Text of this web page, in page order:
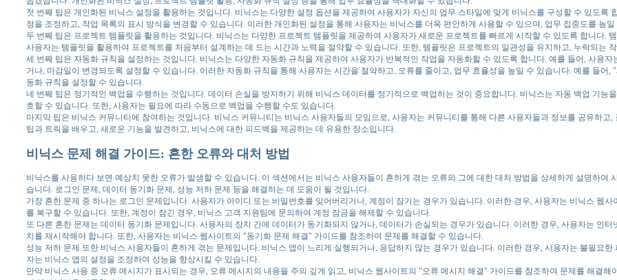
첫 번째 팁은 개인화된 비닉스 설정을 활용하는 것입니다. 비닉스는 다양한 설정 옵션을 제공하여 사용자가 자신의 업무 스타일에 맞게 비닉스를 구성할 수 있도록
정을 조정하고, 작업 목록의 표시 방식을 변경할 수 있습니다. 이러한 개인화된 설정을 통해 사용자는 비닉스를 더욱 편안하게 사용할 수 있으며, 업무 집중도를 높일
두 번째 팁은 프로젝트 템플릿을 활용하는 것입니다. 비닉스는 다양한 프로젝트 템플릿을 제공하여 사용자가 새로운 프로젝트를 빠르게 시작할 수 있도록 합니다.
사용자는 템플릿을 활용하여 프로젝트를 처음부터 설계하는 데 드는 시간과 노력을 절약할 수 있습니다. 또한, 템플릿은 프로젝트의 일관성을 유지하고, 누락되는
세 번째 팁은 자동화 규칙을 설정하는 것입니다. 비닉스는 다양한 자동화 규칙을 제공하여 사용자가 반복적인 작업을 자동화할 수 있도록 합니다. 예를 들어, 사용
거나, 마감일이 변경되도록 설정할 수 있습니다. 이러한 자동화 규칙을 통해 사용자는 시간을 절약하고, 오류를 줄이고, 업무 효율성을 높일 수 있습니다. 예를 들
동화 규칙을 설정할 수 있습니다.
네 번째 팁은 정기적인 백업을 수행하는 것입니다. 데이터 손실을 방지하기 위해 비닉스 데이터를 정기적으로 백업하는 것이 중요합니다. 비닉스는 자동 백업 기능
호할 수 있습니다. 또한, 사용자는 필요에 따라 수동으로 백업을 수행할 수도 있습니다.
마지막 팁은 비닉스 커뮤니티에 참여하는 것입니다. 비닉스 커뮤니티는 비닉스 사용자들의 모임으로, 사용자는 커뮤니티를 통해 다른 사용자들과 정보를 공유하
팁과 트릭을 배우고, 새로운 기능을 발견하고, 비닉스에 대한 피드백을 제공하는 데 유용한 장소입니다.
비닉스 문제 해결 가이드: 흔한 오류와 대처 방법
비닉스를 사용하다 보면 예상치 못한 오류가 발생할 수 있습니다. 이 섹션에서는 비닉스 사용자들이 흔하게 겪는 오류와 그에 대한 대처 방법을 상세하게 설명하여
습니다. 로그인 문제, 데이터 동기화 문제, 성능 저하 문제 등을 해결하는 데 도움이 될 것입니다.
가장 흔한 문제 중 하나는 로그인 문제입니다. 사용자가 아이디 또는 비밀번호를 잊어버리거나, 계정이 잠기는 경우가 있습니다. 이러한 경우, 사용자는 비닉스 웹
를 복구할 수 있습니다. 또한, 계정이 잠긴 경우, 비닉스 고객 지원팀에 문의하여 계정 잠금을 해제할 수 있습니다.
또 다른 흔한 문제는 데이터 동기화 문제입니다. 사용자의 장치 간에 데이터가 동기화되지 않거나, 데이터가 손실되는 경우가 있습니다. 이러한 경우, 사용자는 인
치를 재시작해야 합니다. 또한, 사용자는 비닉스 웹사이트의 "동기화 문제 해결" 가이드를 참조하여 문제를 해결할 수 있습니다.
성능 저하 문제 또한 비닉스 사용자들이 흔하게 겪는 문제입니다. 비닉스 앱이 느리게 실행되거나, 응답하지 않는 경우가 있습니다. 이러한 경우, 사용자는 불필요
자는 비닉스 앱의 설정을 조정하여 성능을 향상시킬 수 있습니다.
만약 비닉스 사용 중 오류 메시지가 표시되는 경우, 오류 메시지의 내용을 주의 깊게 읽고, 비닉스 웹사이트의 "오류 메시지 해결" 가이드를 참조하여 문제를 해결